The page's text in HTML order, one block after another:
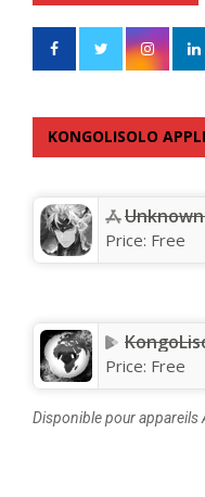
KONGOLISOLO
Price: Free
Price: Free
Disponible pour appareils